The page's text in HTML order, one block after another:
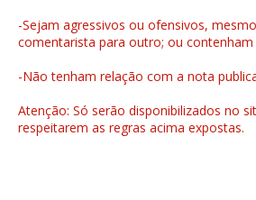
-Sejam agressivos ou ofensivos,
comentarista para outro; ou contenham
-Não tenham relação com a nota
Atenção: Só serão disponibilizados no
respeitarem as regras acima expostas.